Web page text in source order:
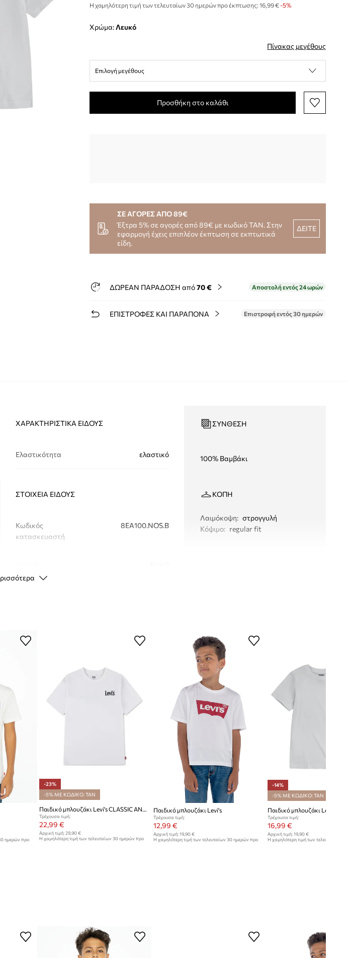
Η χαμηλότερη τιμή των τελευταίων 30 ημερών προ έκπτωσης: 16,99 € -5%
Χρώμα: λευκό
Πίνακας μεγέθους
Επιλογή μεγέθους
Προσθήκη στο καλάθι
ΣΕ ΑΓΟΡΕΣ ΑΠΟ 89€
Έξτρα 5% σε αγορές από 89€ με κωδικό TAN. Στην
εφαρμογή έχεις επιπλέον έκπτωση σε εκπτωτικά
είδη.
ΔΕΙΤΕ
ΔΩΡΕΑΝ ΠΑΡΑΔΟΣΗ από70 € Αποστολή εντός 24 ωρών
ΕΠΙΣΤΡΟΦΕΣ ΚΑΙ ΠΑΡΑΠΟΝΑ Επιστροφή εντός 30 ημερών
ΧΑΡΑΚΤΗΡΙΣΤΙΚΆ ΕΊΔΟΥΣ
Ελαστικότητα ελαστικό
ΣΤΟΙΧΕΊΑ ΕΊΔΟΥΣ
Κωδικός
κατασκευαστή
8EA100.NOS.B
ID προϊόντος
ΣΎΝΘΕΣΗ
100% Βαμβάκι
ΚΟΠΉ
Λαιμόκοψη: στρογγυλή
Κόψιμο: regular fit
ημερών προ
-23%
-5% ΜΕ ΚΩΔΙΚΟ: TAN
Παιδικό μπλουζάκι Levi's CLASSIC AND CLEAN TEE
Τρέχουσα τιμή:
22,99 €
Αρχική τιμή: 29,90 €
Η χαμηλότερη τιμή των τελευταίων 30 ημερών προ
Παιδικό μπλουζάκι Levi's
Τρέχουσα τιμή:
12,99 €
Αρχική τιμή:19,90 €
Η χαμηλότερη τιμή των τελευταίων 30 ημερών προ
-14%
-5% ΜΕ ΚΩΔΙΚΟ: TAN
Παιδικό μπλουζάκι Levi's
Τρέχουσα τιμή:
16,99 €
Αρχική τιμή: 19,90 €
Η χαμηλότερη τιμή των τελευταίων